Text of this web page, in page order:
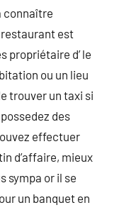
connaître
est
propriétaire d’ le
ou un lieu
trouver un taxi si
des
effectuer
d’affaire, mieux
sympa or il se
un banquet en